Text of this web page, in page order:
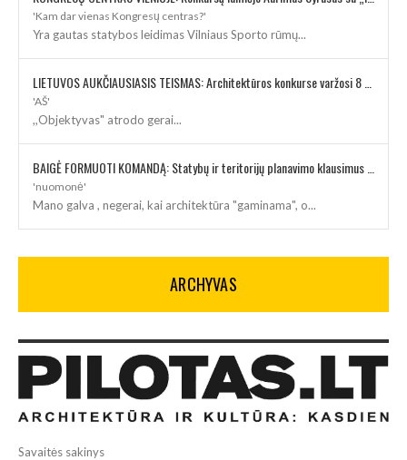
'Kam dar vienas Kongresų centras?'
Yra gautas statybos leidimas Vilniaus Sporto rūmų...
'AŠ'
,,Objektyvas" atrodo gerai...
'nuomonė'
Mano galva , negerai, kai architektūra "gaminama", o...
ARCHYVAS
Savaitės sakinys